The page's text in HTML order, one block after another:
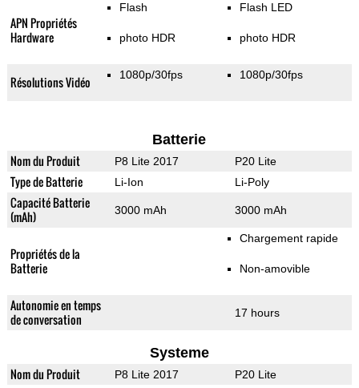
APN Propriétés
Hardware
Flash
photo HDR
Flash LED
photo HDR
Résolutions Vidéo 1080p/30fps 1080p/30fps
Batterie
Nom du Produit P8 Lite 2017 P20 Lite
Type de Batterie Li-Ion Li-Poly
Capacité Batterie
(mAh)
3000 mAh 3000 mAh
Propriétés de la
Batterie
Chargement rapide
Non-amovible
Autonomie en temps
de conversation
17 hours
Systeme
Nom du Produit P8 Lite 2017 P20 Lite